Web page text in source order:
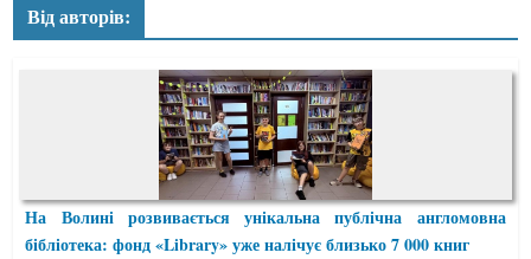
Від авторів:
На Волині розвивається унікальна публічна англомовна
бібліотека: фонд «Library» уже налічує близько 7 000 книг